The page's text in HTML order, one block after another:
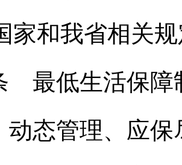
家和我省相关
最低生活保障
动态管理、应